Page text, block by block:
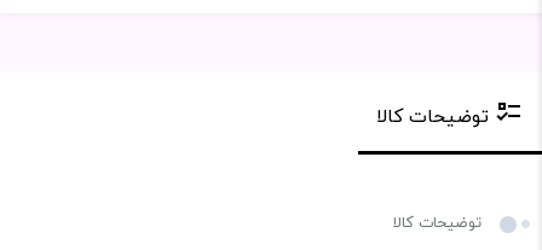
توضیحات کالا
توضیحات کالا